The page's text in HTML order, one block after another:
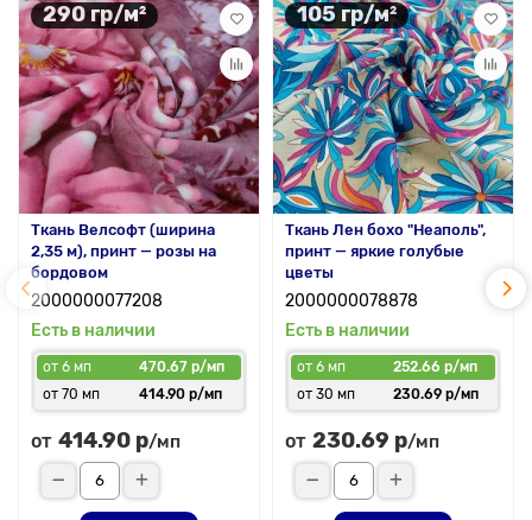
290 гр/м²
Ткань Велсофт (ширина
2,35 м), принт — розы на
бордовом
2000000077208
Есть в наличии
от 6 мп
470.67 р/мп
от 70 мп
414.90 р/мп
от 414.90 р/мп
105 гр/м²
Ткань Лен бохо "Неаполь",
принт — яркие голубые
цветы
2000000078878
Есть в наличии
от 6 мп
252.66 р/мп
от 30 мп
230.69 р/мп
от 230.69 р/мп